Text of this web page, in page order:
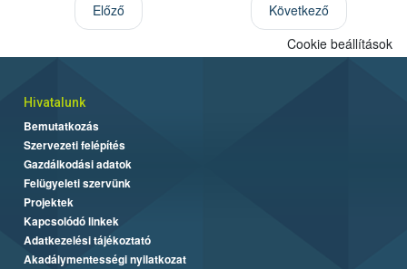
Előző
Következő
Cookie beállítások
Hivatalunk
Bemutatkozás
Szervezeti felépítés
Gazdálkodási adatok
Felügyeleti szervünk
Projektek
Kapcsolódó linkek
Adatkezelési tájékoztató
Akadálymentességi nyilatkozat